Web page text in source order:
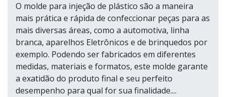
O molde para injeção de plástico são a maneira
mais prática e rápida de confeccionar peças para as
mais diversas áreas, como a automotiva, linha
branca, aparelhos Eletrônicos e de brinquedos por
exemplo. Podendo ser fabricados em diferentes
medidas, materiais e formatos, este molde garante
a exatidão do produto final e seu perfeito
desempenho para qual for sua finalidade....